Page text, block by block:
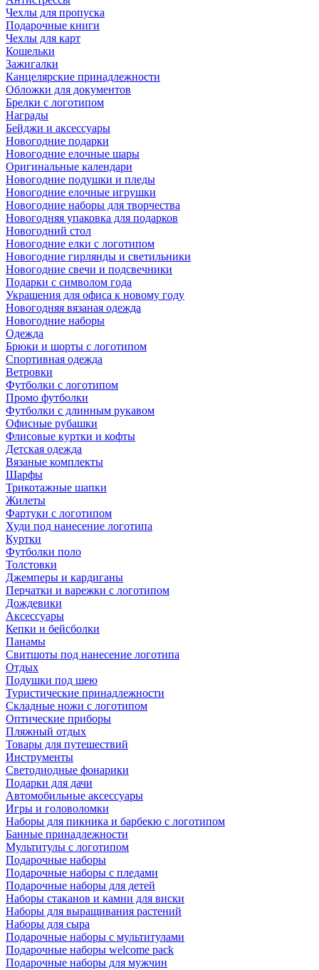
Чехлы для пропуска
Подарочные книги
Чехлы для карт
Кошельки
Зажигалки
Канцелярские принадлежности
Обложки для документов
Брелки с логотипом
Награды
Бейджи и аксессуары
Новогодние подарки
Новогодние елочные шары
Оригинальные календари
Новогодние подушки и пледы
Новогодние елочные игрушки
Новогодние наборы для творчества
Новогодняя упаковка для подарков
Новогодний стол
Новогодние елки с логотипом
Новогодние гирлянды и светильники
Новогодние свечи и подсвечники
Подарки с символом года
Украшения для офиса к новому году
Новогодняя вязаная одежда
Новогодние наборы
Одежда
Брюки и шорты с логотипом
Спортивная одежда
Ветровки
Футболки с логотипом
Промо футболки
Футболки с длинным рукавом
Офисные рубашки
Флисовые куртки и кофты
Детская одежда
Вязаные комплекты
Шарфы
Трикотажные шапки
Жилеты
Фартуки с логотипом
Худи под нанесение логотипа
Куртки
Футболки поло
Толстовки
Джемперы и кардиганы
Перчатки и варежки с логотипом
Дождевики
Аксессуары
Кепки и бейсболки
Панамы
Свитшоты под нанесение логотипа
Отдых
Подушки под шею
Туристические принадлежности
Складные ножи с логотипом
Оптические приборы
Пляжный отдых
Товары для путешествий
Инструменты
Светодиодные фонарики
Подарки для дачи
Автомобильные аксессуары
Игры и головоломки
Наборы для пикника и барбекю с логотипом
Банные принадлежности
Мультитулы с логотипом
Подарочные наборы
Подарочные наборы с пледами
Подарочные наборы для детей
Наборы стаканов и камни для виски
Наборы для выращивания растений
Наборы для сыра
Подарочные наборы с мультитулами
Подарочные наборы welcome pack
Подарочные наборы для мужчин